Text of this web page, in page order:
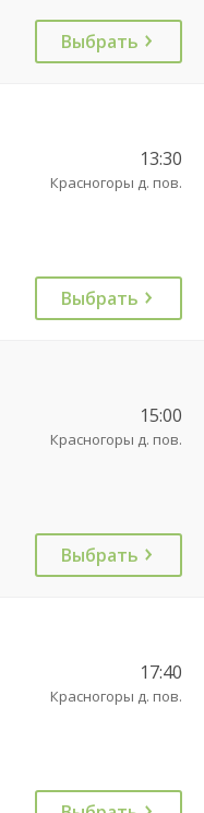
Выбрать
13:30
Красногоры д. пов.
Выбрать
15:00
Красногоры д. пов.
Выбрать
17:40
Красногоры д. пов.